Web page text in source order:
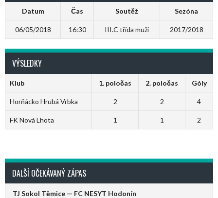
Datum Čas Soutěž Sezóna
06/05/2018 16:30 III.C třída muži 2017/2018
VÝSLEDKY
Klub 1. poločas 2. poločas Góly
Horňácko Hrubá Vrbka 2 2 4
FK Nová Lhota 1 1 2
DALŠÍ OČEKÁVANÝ ZÁPAS
TJ Sokol Těmice — FC NESYT Hodonín